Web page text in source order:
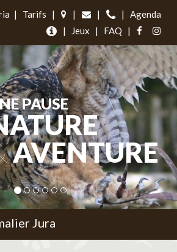
| Tarifs | | | |
Agenda
|
Jeux | FAQ |
PAUSE
AVENTURE
Jura